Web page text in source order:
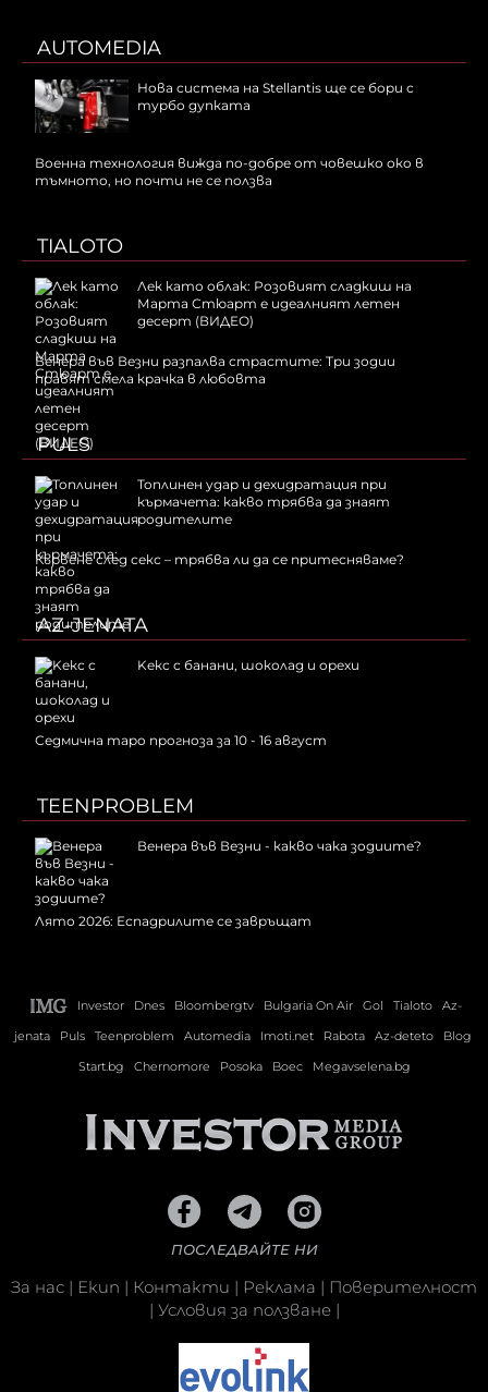
AUTOMEDIA
Нова система на Stellantis ще се бори с
турбо дупката
Военна технология вижда по-добре от човешко око в
тъмното, но почти не се ползва
TIALOTO
Лек като облак: Розовият сладкиш на
Марта Стюарт е идеалният летен
десерт (ВИДЕО)
Венера във Везни разпалва страстите: Три зодии
правят смела крачка в любовта
PULS
Топлинен удар и дехидратация при
кърмачета: какво трябва да знаят
родителите
Кървене след секс – трябва ли да се притесняваме?
AZ-JENATA
Kекс с банани, шоколад и орехи
Седмична таро прогноза за 10 - 16 август
TEENPROBLEM
Венера във Везни - какво чака зодиите?
Лято 2026: Еспадрилите се завръщат
Investor Dnes Bloombergtv Bulgaria On Air Gol Tialoto
Az-
jenata
Puls Teenproblem Automedia Imoti.net Rabota Az-deteto
Blog
Start.bg
Chernomore Posoka Boec Megavselena.bg
ПОСЛЕДВАЙТЕ НИ
За нас | Екип | Контакти | Реклама | Поверителност
| Условия за ползване|